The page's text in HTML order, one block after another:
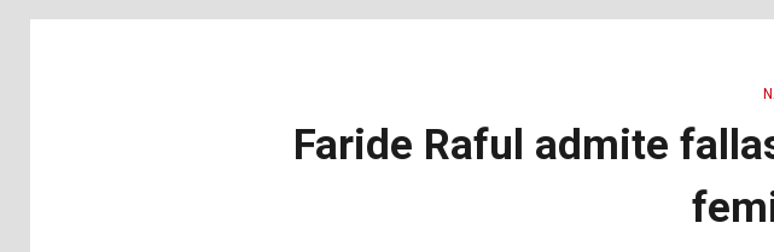
Faride Raful admite